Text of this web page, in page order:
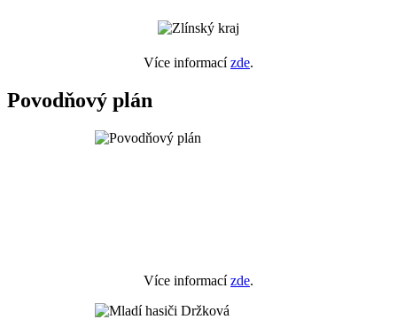
Více informacízde.
Povodňový plán
Více informacízde.